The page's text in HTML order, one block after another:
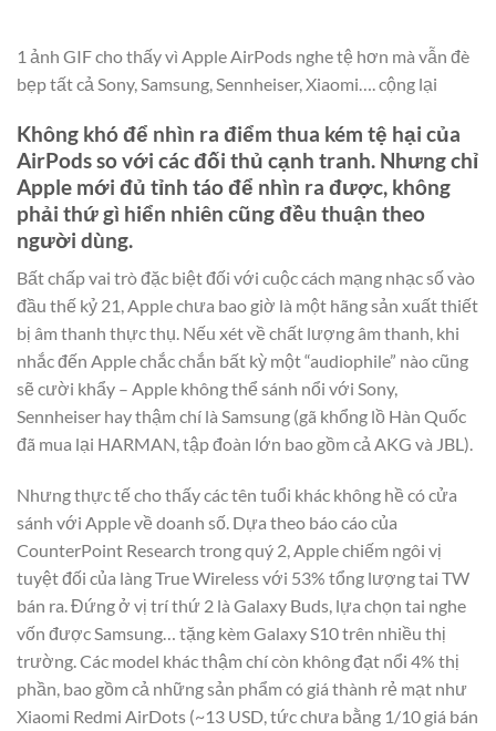
1 ảnh GIF cho thấy vì Apple AirPods nghe tệ hơn mà vẫn đè
bẹp tất cả Sony, Samsung, Sennheiser, Xiaomi…. cộng lại
Không khó để nhìn ra điểm thua kém tệ hại của
AirPods so với các đối thủ cạnh tranh. Nhưng chỉ
Apple mới đủ tỉnh táo để nhìn ra được, không
phải thứ gì hiển nhiên cũng đều thuận theo
người dùng.
Bất chấp vai trò đặc biệt đối với cuộc cách mạng nhạc số vào
đầu thế kỷ 21, Apple chưa bao giờ là một hãng sản xuất thiết
bị âm thanh thực thụ. Nếu xét về chất lượng âm thanh, khi
nhắc đến Apple chắc chắn bất kỳ một “audiophile” nào cũng
sẽ cười khẩy – Apple không thể sánh nổi với Sony,
Sennheiser hay thậm chí là Samsung (gã khổng lồ Hàn Quốc
đã mua lại HARMAN, tập đoàn lớn bao gồm cả AKG và JBL).
Nhưng thực tế cho thấy các tên tuổi khác không hề có cửa
sánh với Apple về doanh số. Dựa theo báo cáo của
CounterPoint Research trong quý 2, Apple chiếm ngôi vị
tuyệt đối của làng True Wireless với 53% tổng lượng tai TW
bán ra. Đứng ở vị trí thứ 2 là Galaxy Buds, lựa chọn tai nghe
vốn được Samsung… tặng kèm Galaxy S10 trên nhiều thị
trường. Các model khác thậm chí còn không đạt nổi 4% thị
phần, bao gồm cả những sản phẩm có giá thành rẻ mạt như
Xiaomi Redmi AirDots (~13 USD, tức chưa bằng 1/10 giá bán